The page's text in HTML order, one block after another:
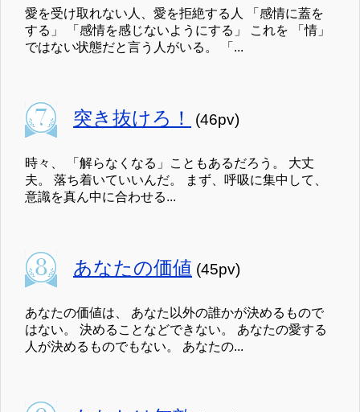
愛を受け取れない人、愛を拒絶する人 「感情に蓋を
する」 「感情を感じないようにする」 これを 「情」
ではない状態だと言う人がいる。 「...
突き抜けろ！ (46pv)
時々、 「解らなくなる」こともあるだろう。 大丈
夫。 落ち着いていいんだ。 まず、呼吸に集中して、
意識を真ん中に合わせる...
あなたの価値 (45pv)
あなたの価値は、 あなた以外の誰かが決めるもので
はない。 決めることなどできない。 あなたの愛する
人が決めるものでもない。 あなたの...